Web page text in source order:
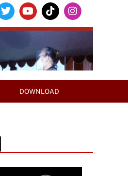
DOWNLOAD